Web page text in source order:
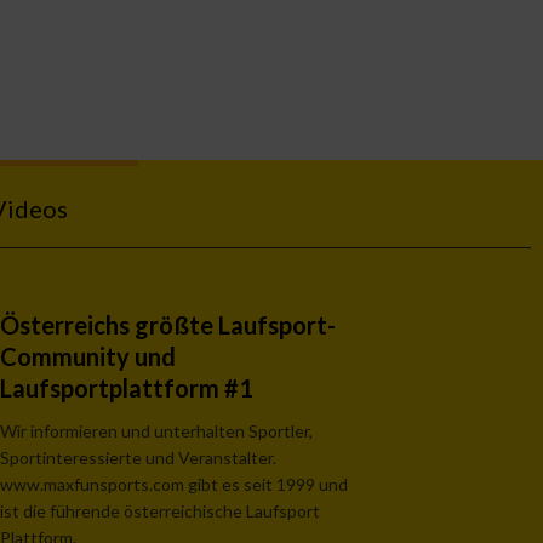
Österreichs größte Laufsport-
Community und
Laufsportplattform #1
Wir informieren und unterhalten Sportler,
Sportinteressierte und Veranstalter.
www.maxfunsports.com gibt es seit 1999 und
ist die führende österreichische Laufsport
Plattform.